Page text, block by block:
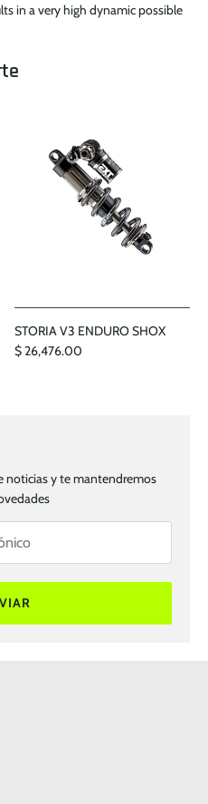
in a very high dynamic possible
STORIA V3 ENDURO SHOX
$ 26,476.00
noticias y te mantendremos